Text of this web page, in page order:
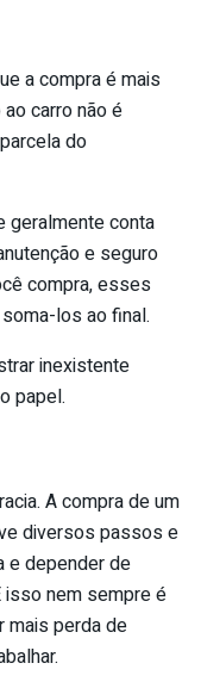
a compra é mais
carro não é
do
geralmente conta
e seguro
compra, esses
los ao final.
inexistente
papel.
A compra de um
diversos passos e
e depender de
isso nem sempre é
mais perda de